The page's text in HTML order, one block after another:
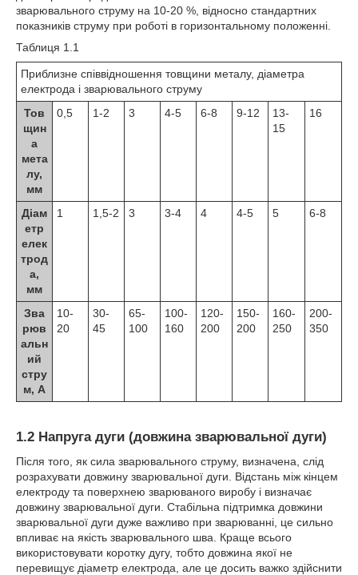
зварювального струму на 10-20 %, відносно стандартних
показників струму при роботі в горизонтальному положенні.
Таблиця 1.1
Приблизне співвідношення товщини металу, діаметра
електрода і зварювального струму
Тов
щин
а
мета
лу,
мм
0,5 1-2 3 4-5 6-8 9-12
13-
15
16
Діам
етр
елек
трод
а,
мм
1 1,5-2 3 3-4 4 4-5 5 6-8
Зва
рюв
альн
ий
стру
м, А
10-
20
30-
45
65-
100
100-
160
120-
200
150-
200
160-
250
200-
350
1.2 Напруга дуги (довжина зварювальної дуги)
Після того, як сила зварювального струму, визначена, слід
розрахувати довжину зварювальної дуги. Відстань між кінцем
електроду та поверхнею зварюваного виробу і визначає
довжину зварювальної дуги. Стабільна підтримка довжини
зварювальної дуги дуже важливо при зварюванні, це сильно
впливає на якість зварювального шва. Краще всього
використовувати коротку дугу, тобто довжина якої не
перевищує діаметр електрода, але це досить важко здійснити